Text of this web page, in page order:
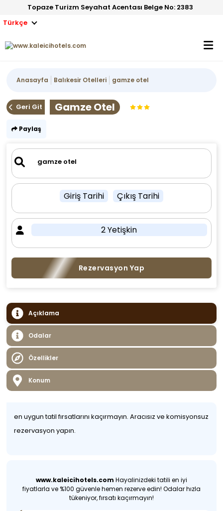
Topaze Turizm Seyahat Acentası Belge No: 2383
Türkçe
Anasayfa Balıkesir Otelleri gamze otel
Geri Git Gamze Otel
Paylaş
Giriş Tarihi Çıkış Tarihi
2 Yetişkin
Rezervasyon Yap
Açıklama
Odalar
Özellikler
Konum
en uygun tatil fırsatlarını kaçırmayın. Aracısız ve komisyonsuz
rezervasyon yapın.
www.kaleicihotels.com Hayalinizdeki tatili en iyi
fiyatlarla ve %100 güvenle hemen rezerve edin! Odalar hızla
tükeniyor, fırsatı kaçırmayın!